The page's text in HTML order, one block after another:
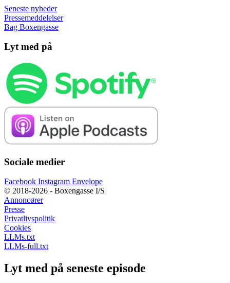
Seneste nyheder
Pressemeddelelser
Bag Boxengasse
Lyt med på
Sociale medier
Facebook Instagram Envelope
© 2018-2026 - Boxengasse I/S
Annoncører
Presse
Privatlivspolitik
Cookies
LLMs.txt
LLMs-full.txt
Lyt med på seneste episode